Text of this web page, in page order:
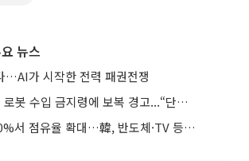
뉴스
…AI가 시작한 전력 패권전쟁
중국, 미국 첨단 로봇 수입 금지령에 보복 경고...“단호히 대응”
中, 세계시장 40%서 점유율 확대…韓, 반도체·TV 등 4개 품목 1위